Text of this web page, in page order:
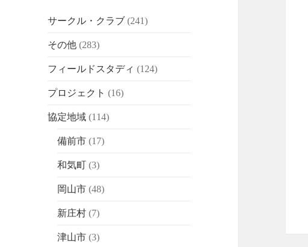
サークル・クラブ (241)
その他 (283)
フィールドスタディ (124)
プロジェクト (16)
協定地域 (114)
備前市 (17)
和気町 (3)
岡山市 (48)
新庄村 (7)
津山市 (3)